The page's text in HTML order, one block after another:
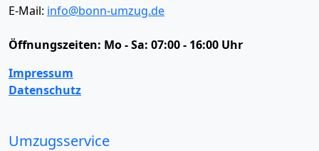
E-Mail: info@bonn-umzug.de
Öffnungszeiten: Mo - Sa: 07:00 - 16:00 Uhr
Impressum
Datenschutz
Umzugsservice